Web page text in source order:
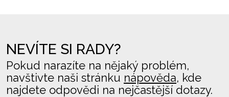
NEVÍTE SI RADY?
Pokud narazíte na nějaký problém,
navštivte naši stránku nápověda, kde
najdete odpovědi na nejčastější dotazy.